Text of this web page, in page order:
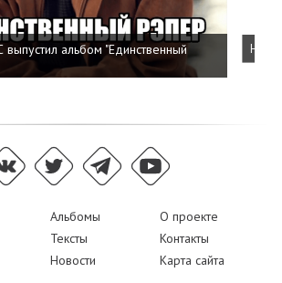
альбом "Единственный
Альбомы
О проекте
Тексты
Контакты
Новости Карта сайта